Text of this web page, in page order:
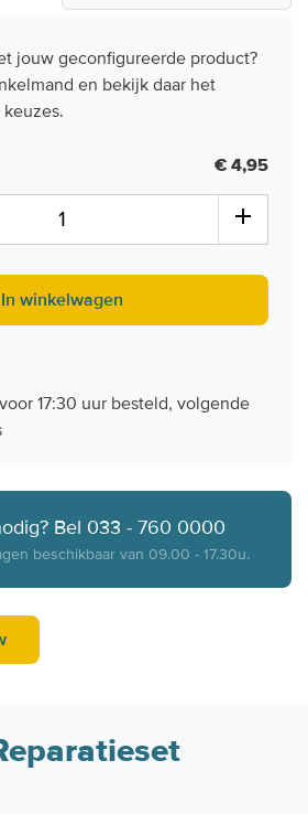
jouw geconfigureerde product?
en bekijk daar het
€ 4,95
In winkelwagen
17:30 uur besteld, volgende
Bel 033 - 760 0000
beschikbaar van 09.00 - 17.30u.